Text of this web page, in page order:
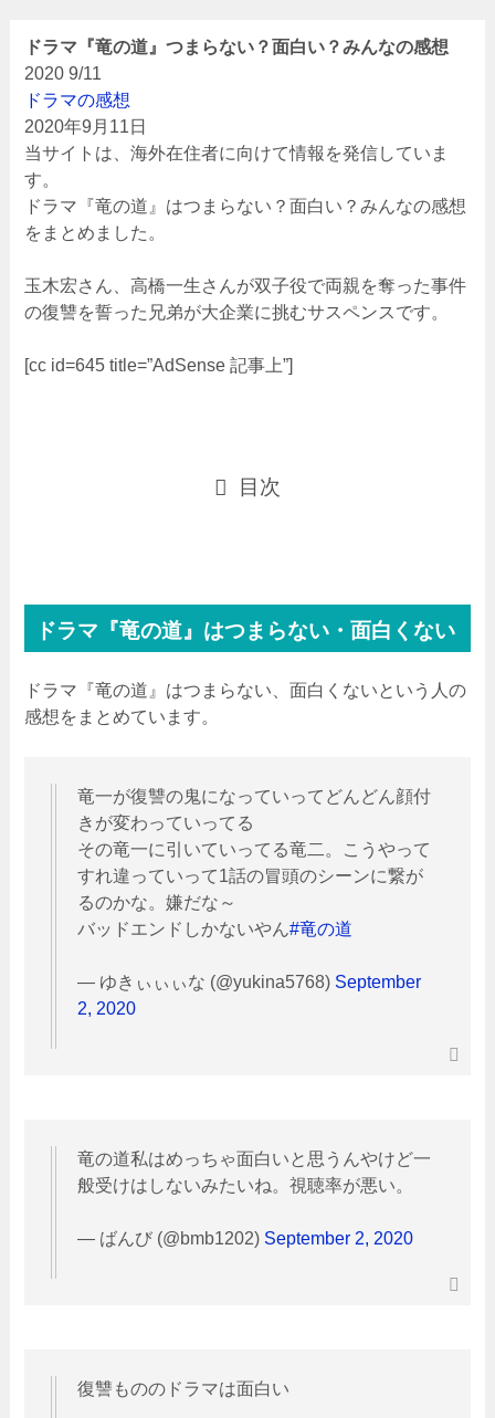
ドラマ『竜の道』つまらない？面白い？みんなの感想
2020 9/11
ドラマの感想
2020年9月11日
当サイトは、海外在住者に向けて情報を発信していま
す。
ドラマ『竜の道』はつまらない？面白い？みんなの感想
をまとめました。
玉木宏さん、高橋一生さんが双子役で両親を奪った事件
の復讐を誓った兄弟が大企業に挑むサスペンスです。
[cc id=645 title=”AdSense 記事上”]
目次
ドラマ『竜の道』はつまらない・面白くない
ドラマ『竜の道』はつまらない、面白くないという人の
感想をまとめています。
竜一が復讐の鬼になっていってどんどん顔付
きが変わっていってる
その竜一に引いていってる竜二。こうやって
すれ違っていって1話の冒頭のシーンに繋が
るのかな。嫌だな～
バッドエンドしかないやん#竜の道
— ゆきぃぃぃな (@yukina5768) September
2, 2020
竜の道私はめっちゃ面白いと思うんやけど一
般受けはしないみたいね。視聴率が悪い。
— ばんび (@bmb1202) September 2, 2020
復讐もののドラマは面白い